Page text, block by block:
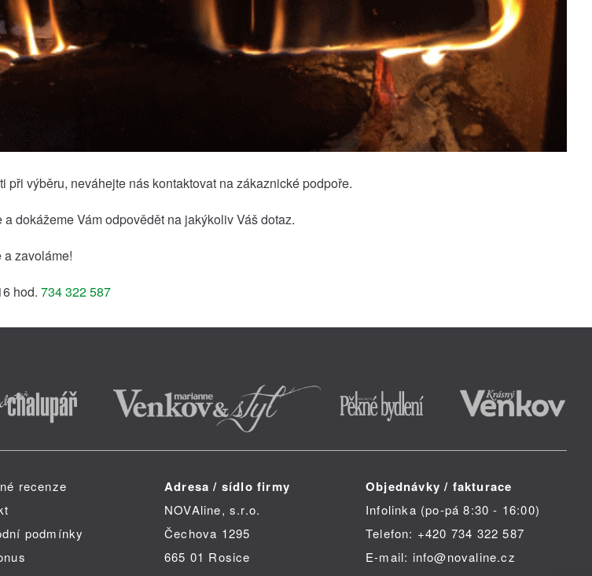
při výběru, neváhejte nás kontaktovat na zákaznické podpoře.
dokážeme Vám odpovědět na jakýkoliv Váš dotaz.
zavoláme!
hod. 734 322 587
recenze
podmínky
Adresa / sídlo firmy
NOVAline, s.r.o.
Čechova 1295
665 01 Rosice
Objednávky / fakturace
Infolinka (po-pá 8:30 - 16:00)
Telefon: +420 734 322 587
E-mail: info@novaline.cz